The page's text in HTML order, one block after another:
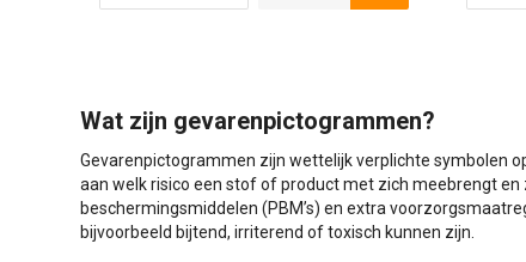
Wat zijn gevarenpictogrammen?
Gevarenpictogrammen zijn wettelijk verplichte symbolen
aan welk risico een stof of product met zich meebrengt
beschermingsmiddelen (PBM’s) en extra
bijvoorbeeld bijtend, irriterend of toxisch kunnen zijn.